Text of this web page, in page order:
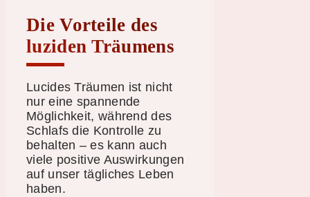
Die Vorteile des
luziden Träumens
Lucides Träumen ist nicht
nur eine spannende
Möglichkeit, während des
Schlafs die Kontrolle zu
behalten – es kann auch
viele positive Auswirkungen
auf unser tägliches Leben
haben.